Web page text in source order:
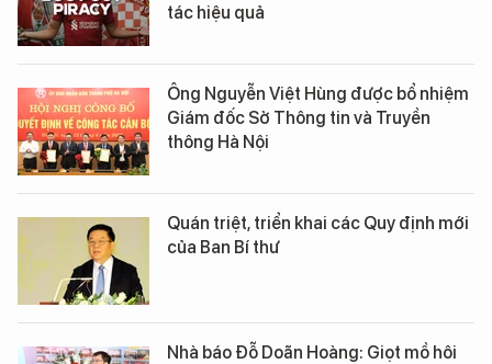
tác hiệu quả
Ông Nguyễn Việt Hùng được bổ nhiệm
Giám đốc Sở Thông tin và Truyền
thông Hà Nội
Quán triệt, triển khai các Quy định mới
của Ban Bí thư
Nhà báo Đỗ Doãn Hoàng: Giọt mồ hôi